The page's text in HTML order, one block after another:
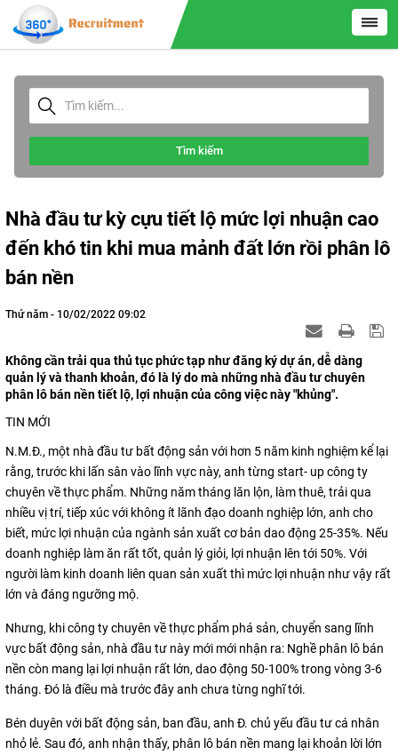
Tìm kiếm
Nhà đầu tư kỳ cựu tiết lộ mức lợi nhuận cao
đến khó tin khi mua mảnh đất lớn rồi phân lô
bán nền
Thứ năm - 10/02/2022 09:02
Không cần trải qua thủ tục phức tạp như đăng ký dự án, dễ dàng
quản lý và thanh khoản, đó là lý do mà những nhà đầu tư chuyên
phân lô bán nền tiết lộ, lợi nhuận của công việc này "khủng".
TIN MỚI
N.M.Đ., một nhà đầu tư bất động sản với hơn 5 năm kinh nghiệm kể lại
rằng, trước khi lấn sân vào lĩnh vực này, anh từng start- up công ty
chuyên về thực phẩm. Những năm tháng lăn lộn, làm thuê, trải qua
nhiều vị trí, tiếp xúc với không ít lãnh đạo doanh nghiệp lớn, anh cho
biết, mức lợi nhuận của ngành sản xuất cơ bản dao động 25-35%. Nếu
doanh nghiệp làm ăn rất tốt, quản lý giỏi, lợi nhuận lên tới 50%. Với
người làm kinh doanh liên quan sản xuất thì mức lợi nhuận như vậy rất
lớn và đáng ngưỡng mộ.
Nhưng, khi công ty chuyên về thực phẩm phá sản, chuyển sang lĩnh
vực bất động sản, nhà đầu tư này mới mới nhận ra: Nghề phân lô bán
nền còn mang lại lợi nhuận rất lớn, dao động 50-100% trong vòng 3-6
tháng. Đó là điều mà trước đây anh chưa từng nghĩ tới.
Bén duyên với bất động sản, ban đầu, anh Đ. chủ yếu đầu tư cá nhân
nhỏ lẻ. Sau đó, anh nhận thấy, phân lô bán nền mang lại khoản lời lớn